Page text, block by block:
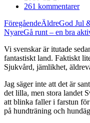
261 kommentarer
FöregåendeÄldreGod Jul
NyareGå runt – en bra
Vi svenskar är itutade
fantastiskt land. Faktiskt
Sjukvård, jämlikhet,
Jag säger inte att det är
det lilla, men stora landet
att blinka faller i farstun
på hundträning och